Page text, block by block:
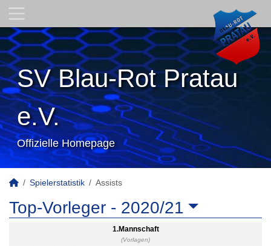
SV Blau-Rot Pratau
e.V.
Offizielle Homepage
Spielerstatistik Assists
Top-Vorleger - 2020/21
1.Mannschaft
(Vorlagen)